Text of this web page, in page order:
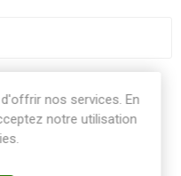
nos services. En
notre utilisation